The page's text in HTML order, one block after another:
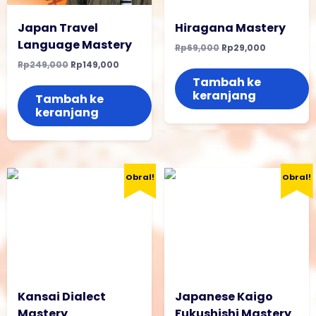
Japan Travel
Language Mastery
Rp249,000 Harga
adalah:
Rp249,000.
Rp149,000
ini
adalah:
Rp149,000.
Tambah ke
keranjang
Hiragana Mastery
Rp69,000 Harga
adalah:
Rp69,000.
Rp29,000Harga
ini
Rp29,000.
Tambah ke
keranjang
Obral!
Kansai Dialect
Obral!
Japanese Kaigo